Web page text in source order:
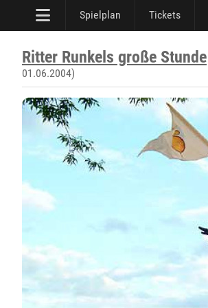
Spielplan Tickets
Ritter Runkels große Stunde
01.06.2004)